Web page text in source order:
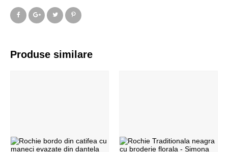
Produse similare